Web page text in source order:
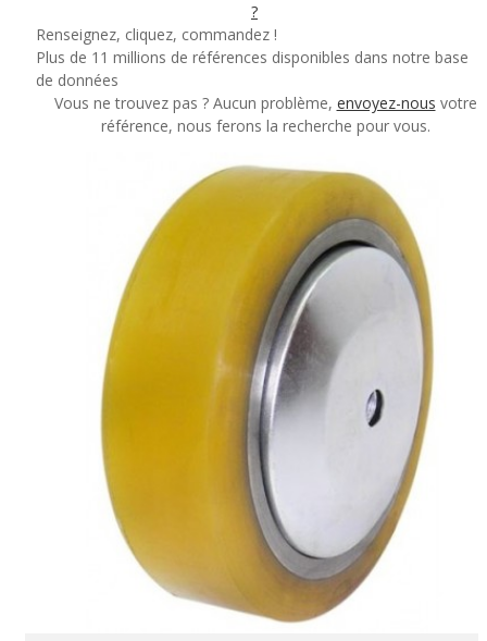
?
Renseignez, cliquez, commandez !
Plus de 11 millions de références disponibles dans notre base
de données
Vous ne trouvez pas ? Aucun problème, envoyez-nous votre
référence, nous ferons la recherche pour vous.